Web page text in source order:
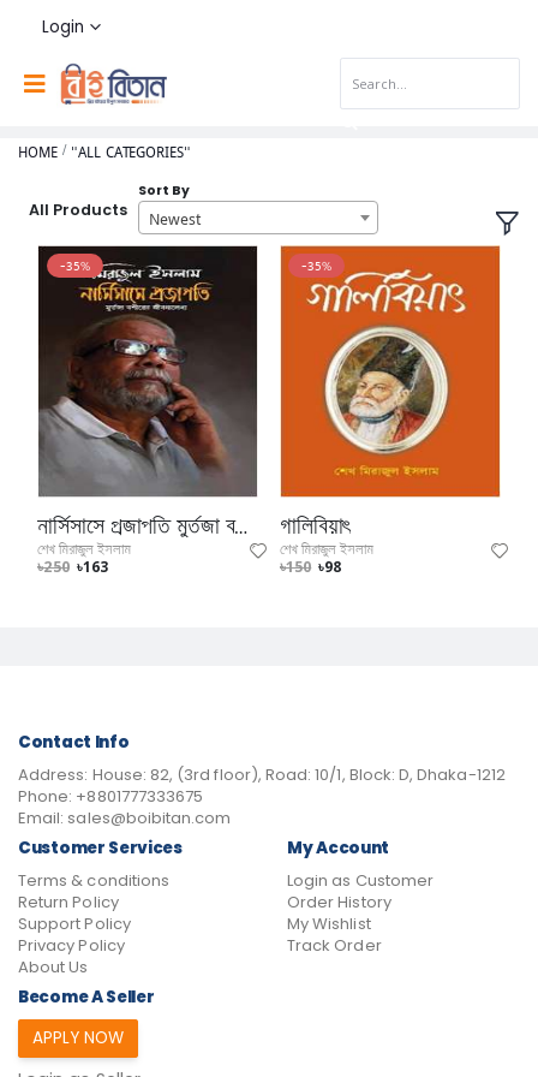
Login
HOME "ALL CATEGORIES"
All Products
Sort By
Newest
-35%
নার্সিসাসে প্রজাপতি মুর্তজা বশীরের জীবনালেখ্য
শেখ মিরাজুল ইসলাম
৳250 ৳163
-35%
গালিবিয়াৎ
শেখ মিরাজুল ইসলাম
৳150 ৳98
Contact Info
Address: House: 82, (3rd floor), Road: 10/1, Block: D, Dhaka-1212
Phone: +8801777333675
Email: sales@boibitan.com
Customer Services
Terms & conditions
Return Policy
Support Policy
Privacy Policy
About Us
My Account
Login as Customer
Order History
My Wishlist
Track Order
Become A Seller
APPLY NOW